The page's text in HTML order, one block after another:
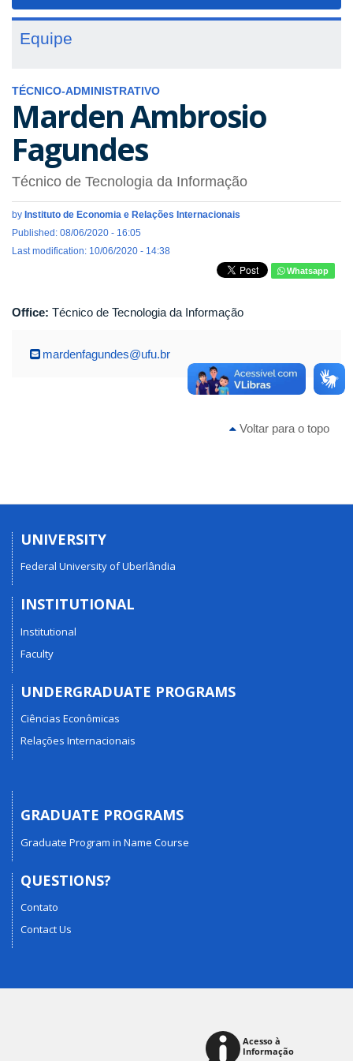
Equipe
TÉCNICO-ADMINISTRATIVO
Marden Ambrosio
Fagundes
Técnico de Tecnologia da Informação
by Instituto de Economia e Relações Internacionais
Published: 08/06/2020 - 16:05
Last modification: 10/06/2020 - 14:38
Whatsapp
Office: Técnico de Tecnologia da Informação
mardenfagundes@ufu.br
Voltar para o topo
UNIVERSITY
Federal University of Uberlândia
INSTITUTIONAL
Institutional
Faculty
UNDERGRADUATE PROGRAMS
Ciências Econômicas
Relações Internacionais
GRADUATE PROGRAMS
Graduate Program in Name Course
QUESTIONS?
Contato
Contact Us